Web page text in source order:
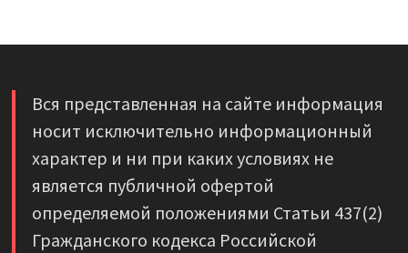
Вся представленная на сайте информация
носит исключительно информационный
характер и ни при каких условиях не
является публичной офертой
определяемой положениями Статьи 437(2)
Гражданского кодекса Российской